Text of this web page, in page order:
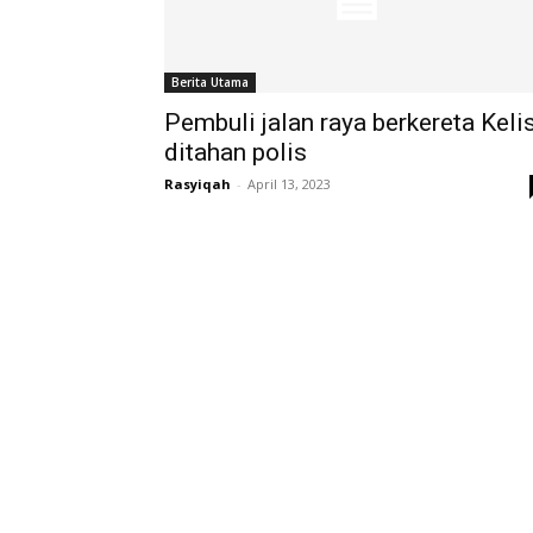
Berita Utama
Pembuli jalan raya berkereta
ditahan polis
Rasyiqah - April 13, 2023